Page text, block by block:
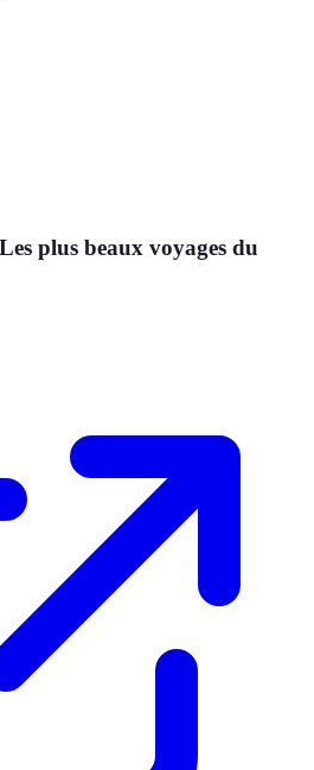
plus beaux voyages du